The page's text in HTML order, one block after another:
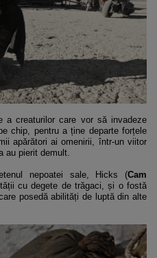
a creaturilor care vor să invadeze
chip, pentru a ține departe forțele
apărători ai omenirii, într-un viitor
au pierit demult.
nepoatei sale, Hicks (Cam
cu degete de trăgaci, și o fostă
posedă abilități de luptă din alte